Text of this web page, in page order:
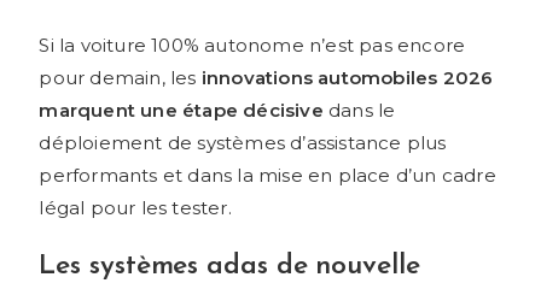
Si la voiture 100% autonome n’est pas encore
pour demain, les innovations automobiles 2026
marquent une étape décisive dans le
déploiement de systèmes d’assistance plus
performants et dans la mise en place d’un cadre
légal pour les tester.
Les systèmes adas de nouvelle